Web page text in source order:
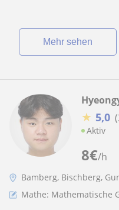
Mehr sehen
8€/h
★ 5,0
Aktiv
Bamberg, Bischberg,
Mathe: Mathematische